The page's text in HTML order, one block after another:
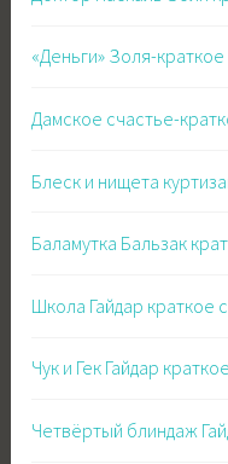
«Деньги» Золя-
Дамское счастье-
Блеск и нищета
Баламутка Бальзак
Школа Гайдар краткое
Чук и Гек Гайдар
Четвёртый блиндаж